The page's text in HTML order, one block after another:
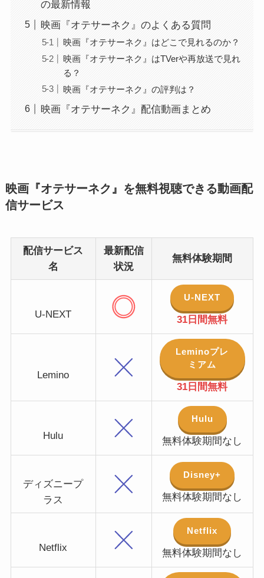
の最新情報
映画『オテサーネク』のよくある質問
映画『オテサーネク』はどこで見れるのか？
映画『オテサーネク』はTVerや再放送で見れ
る？
映画『オテサーネク』の評判は？
映画『オテサーネク』配信動画まとめ
映画『オテサーネク』を無料視聴できる動画配
信サービス
配信サービス
名
最新配信
状況
無料体験期間
U-NEXT
U-NEXT
31日間無料
Lemino
Leminoプレ
ミアム
31日間無料
Hulu
Hulu
無料体験期間なし
ディズニープ
ラス
Disney+
無料体験期間なし
Netflix
Netflix
無料体験期間なし